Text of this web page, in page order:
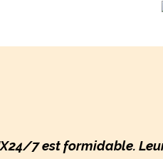
7 est formidable.